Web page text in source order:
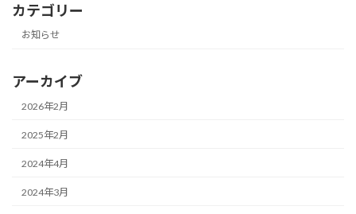
カテゴリー
お知らせ
アーカイブ
2026年2月
2025年2月
2024年4月
2024年3月